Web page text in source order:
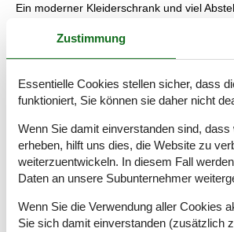
Ein moderner Kleiderschrank und viel
(Allergikergeeignet) und beidseits
einem Insektenschutz ausgestattet ist.
In der zusätzlichen Abstellkammer kann
einen Staubsauger zur Verfügung.
Die Wohnung ist mit einer modernen
ausgestattet, die einen Aufenthalt zu jeder
macht.
Am Eingang der Wohnung erweitert sich
zum Balkon, der mit einem kleinen
Hier können Sie gemütlich sitzen, Brotzeit
Zustimmung
Essentielle Cookies stellen sicher, dass
funktioniert, Sie können sie daher nicht
Wenn Sie damit einverstanden sind,
erheben, hilft uns dies, die Website zu
weiterzuentwickeln. In diesem Fall
Daten an unsere Subunternehmer
Wenn Sie die Verwendung aller Cookies
Sie sich damit einverstanden (zusätzlich